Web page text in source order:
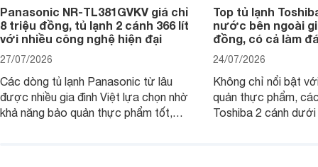
Panasonic NR-TL381GVKV giá chỉ
8 triệu đồng, tủ lạnh 2 cánh 366 lít
với nhiều công nghệ hiện đại
27/07/2026
Các dòng tủ lạnh Panasonic từ lâu
được nhiều gia đình Việt lựa chọn nhờ
khả năng bảo quản thực phẩm tốt,
Top tủ lạnh
nước bên ngoài
đồng, có cả làm
24/07/2026
Không chỉ nổi bật
quản thực phẩm,
Toshiba 2 cánh